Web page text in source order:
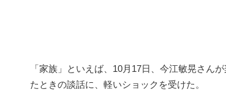
「家族」といえば、10月17日、今江敏晃さん
たときの談話に、軽いショックを受けた。